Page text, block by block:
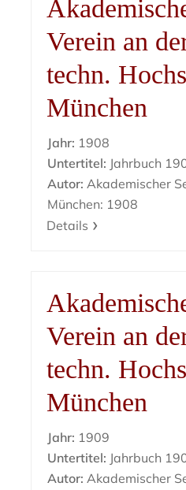
Verein an
techn.
München
Jahr: 1908
Untertitel: Jahrbuch
Autor: Akademischer
München: 1908
Details
Verein an
techn.
München
Jahr: 1909
Untertitel: Jahrbuch
Autor: Akademischer